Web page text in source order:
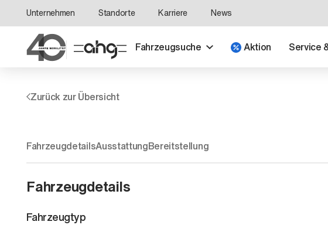
Unternehmen Standorte Karriere News
Fahrzeugsuche Aktion Service
Zurück zur Übersicht
FahrzeugdetailsAusstattungBereitstellung
Fahrzeugdetails
Fahrzeugtyp